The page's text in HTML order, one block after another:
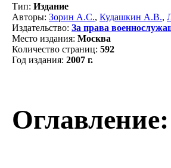
Тип: Издание
Авторы: Зорин А.С., Кудашкин А.В.,
Издательство: За права
Место издания: Москва
Количество страниц: 592
Год издания: 2007 г.
Оглавление: